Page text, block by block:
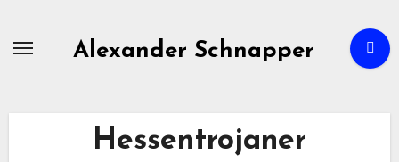
Alexander Schnapper
Hessentrojaner